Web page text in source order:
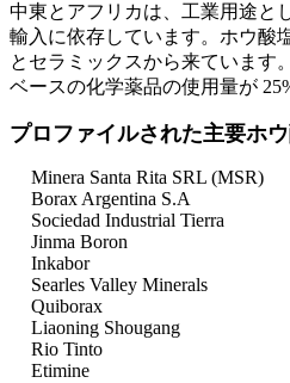
中東とアフリカは、工業用途と
輸入に依存しています。ホウ酸
とセラミックスから来ています
ベースの化学薬品の使用量が
プロファイルされた主要ホ
Minera Santa Rita SRL (MSR)
Borax Argentina S.A
Sociedad Industrial Tierra
Jinma Boron
Inkabor
Searles Valley Minerals
Quiborax
Liaoning Shougang
Rio Tinto
Etimine